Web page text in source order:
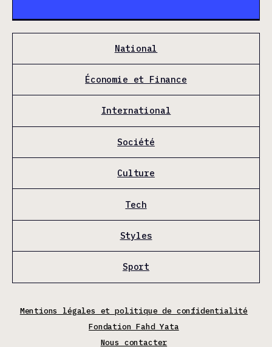
National
Économie et Finance
International
Société
Culture
Tech
Styles
Sport
Mentions légales et politique de confidentialité
Fondation Fahd Yata
Nous contacter